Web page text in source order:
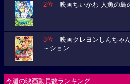
2位 映画ちいかわ 人魚の島
3位 映画クレヨンしんちゃ
～ション
今週の映画動員数ランキング